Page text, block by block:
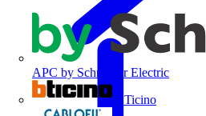
APC by Schneider Electric
BTicino